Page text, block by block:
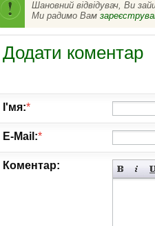
Шановний відвідувач, Ви
Ми радимо Вам
Додати коментар
І'мя:*
E-Mail:*
Коментар: